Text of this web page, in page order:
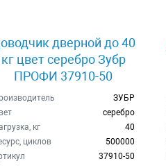
дверной до 40
кг цвет серебро Зубр
ПРОФИ 37910-50
ЗУБР
серебро
кг
40
циклов
500000
37910-50